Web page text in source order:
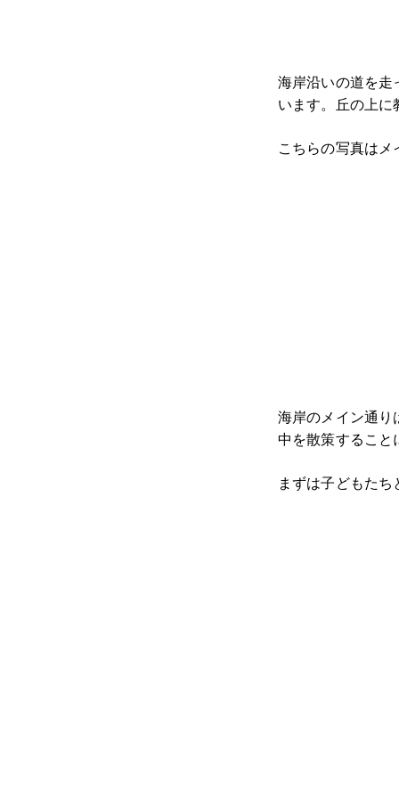
海岸沿いの道を走
います。丘の上に
こちらの写真はメ
海岸のメイン通り
中を散策すること
まずは子どもた